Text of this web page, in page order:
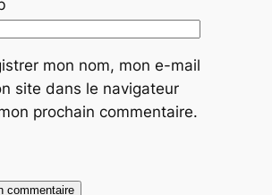
mon nom, mon e-mail
site dans le navigateur
prochain commentaire.